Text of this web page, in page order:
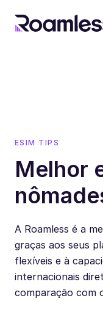
ESIM TIPS
Melhor
A Roamless é a
graças aos seus
flexíveis e à
internacionais
comparação com